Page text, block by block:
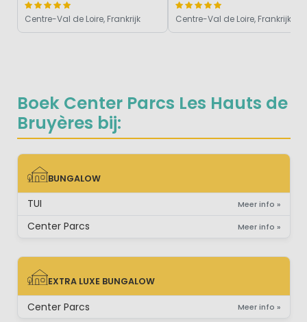
Boek Center Parcs Les Hauts de
Bruyères bij:
BUNGALOW
BUNGALOW
TUI Meer info »
Center Parcs Meer info »
EXTRA LUXE BUNGALOW
EXTRA LUXE BUNGALOW
Center Parcs Meer info »
Centre-Val de Loire, Frankrijk Centre-Val de Loire, Frankrijk